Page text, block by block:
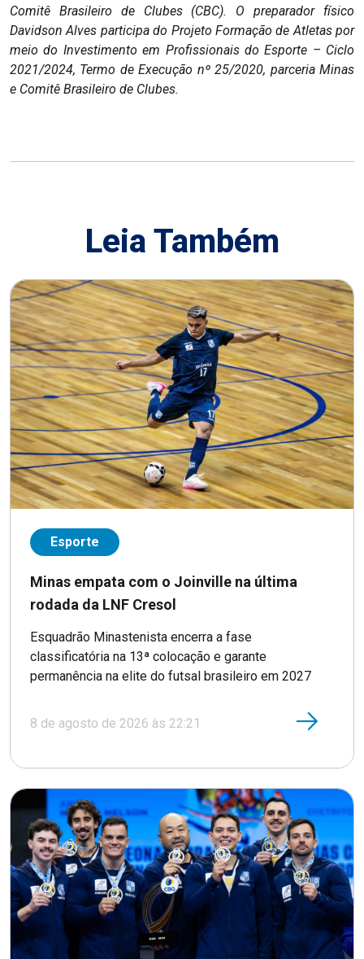
Comitê Brasileiro de Clubes (CBC). O preparador físico
Davidson Alves participa do Projeto Formação de Atletas por
meio do Investimento em Profissionais do Esporte – Ciclo
2021/2024, Termo de Execução nº 25/2020, parceria Minas
e Comitê Brasileiro de Clubes.
Leia Também
Esporte
Minas empata com o Joinville na última
rodada da LNF Cresol
Esquadrão Minastenista encerra a fase
classificatória na 13ª colocação e garante
permanência na elite do futsal brasileiro em 2027
8 de agosto de 2026 às 22:21